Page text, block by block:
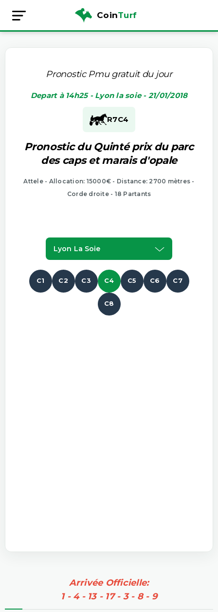
CoinTurf
Pronostic Pmu gratuit du jour
Depart à 14h25 - Lyon la soie - 21/01/2018
R7C4
Pronostic du Quinté prix du parc
des caps et marais d'opale
Attele - Allocation: 15000€ - Distance: 2700 mètres -
Corde droite - 18 Partants
Lyon La Soie
C1 C2 C3 C4 C5 C6 C7
C8
Arrivée Officielle:
1 - 4 - 13 - 17 - 3 - 8 - 9